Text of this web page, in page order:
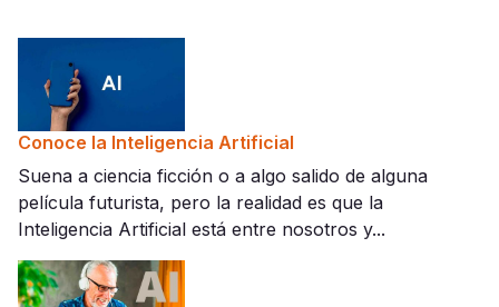
Conoce la Inteligencia Artificial
Suena a ciencia ficción o a algo salido de alguna
película futurista, pero la realidad es que la
Inteligencia Artificial está entre nosotros y...